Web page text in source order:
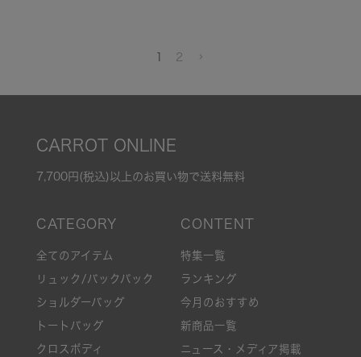
2
CARROT ONLINE
7,700円(税込)以上のお買い物で送料無料
全てのアイテム
リュック/バックパック
ショルダーバッグ
トートバッグ
クロスボディ
特集一覧
ランキング
今月のおすすめ
新商品一覧
ニュース・メディア掲載